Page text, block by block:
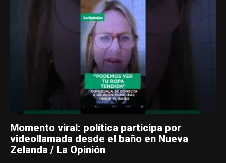
Momento viral: política participa por
videollamada desde el baño en Nueva
Zelanda / La Opinión